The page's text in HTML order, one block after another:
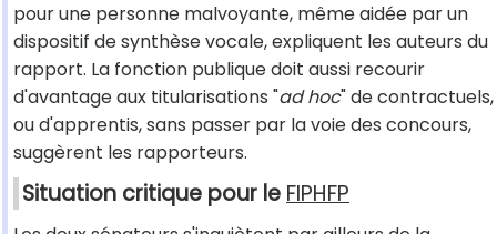
pour une personne malvoyante, même aidée par un
dispositif de synthèse vocale, expliquent les auteurs du
rapport. La fonction publique doit aussi recourir
d'avantage aux titularisations "ad hoc" de contractuels,
ou d'apprentis, sans passer par la voie des concours,
suggèrent les rapporteurs.
Situation critique pour le FIPHFP